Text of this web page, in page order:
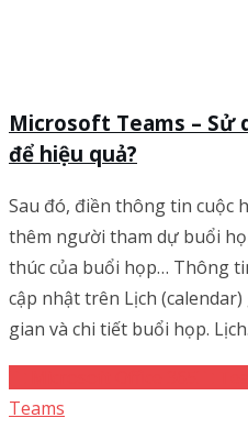
Microsoft Teams – Sử
để hiệu quả?
Sau đó, điền thông tin cuộc
thêm người tham dự buổi
thúc của buổi họp… Thông
cập nhật trên Lịch
gian và chi tiết buổi họp.
Teams